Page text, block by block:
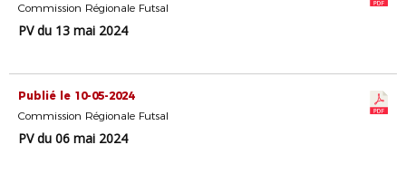
Commission Régionale Futsal
PV du 13 mai 2024
Publié le 10-05-2024
Commission Régionale Futsal
PV du 06 mai 2024